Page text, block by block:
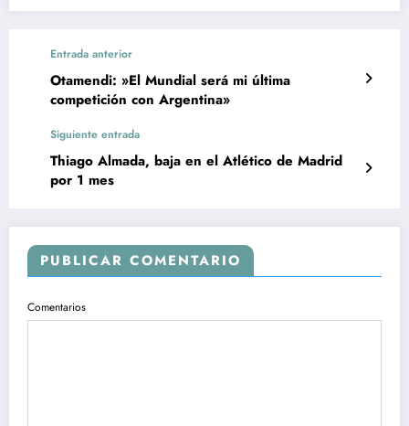
Entrada anterior
Otamendi: »El Mundial será mi última
competición con Argentina»
Siguiente entrada
Thiago Almada, baja en el Atlético de Madrid
por 1 mes
PUBLICAR COMENTARIO
Comentarios